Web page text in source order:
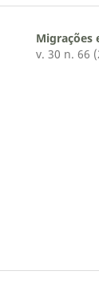
Migrações
v. 30 n. 66